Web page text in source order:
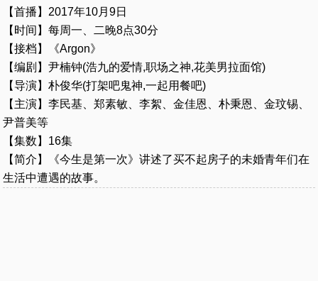
【首播】2017年10月9日
【时间】每周一、二晚8点30分
【接档】《Argon》
【编剧】尹楠钟(浩九的爱情,职场之神,花美男拉面馆)
【导演】朴俊华(打架吧鬼神,一起用餐吧)
【主演】李民基、郑素敏、李絮、金佳恩、朴秉恩、金玟锡、
尹普美等
【集数】16集
【简介】《今生是第一次》讲述了买不起房子的未婚青年们在
生活中遭遇的故事。